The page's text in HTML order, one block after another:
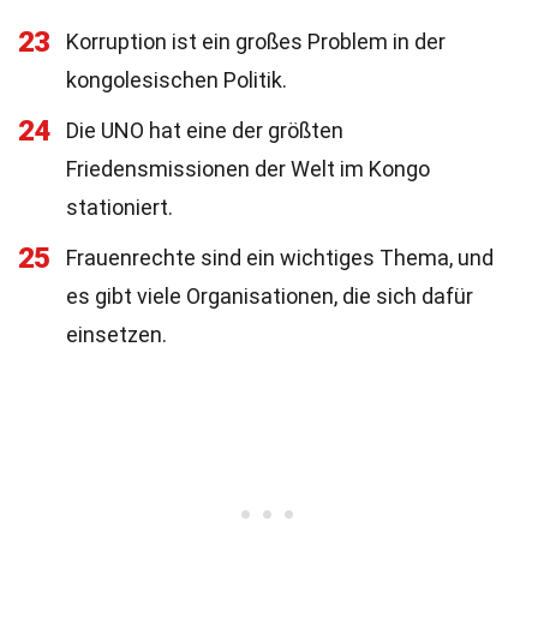
23
Korruption ist ein großes Problem in der
kongolesischen Politik.
24
Die UNO hat eine der größten
Friedensmissionen der Welt im Kongo
stationiert.
25
Frauenrechte sind ein wichtiges Thema, und
es gibt viele Organisationen, die sich dafür
einsetzen.